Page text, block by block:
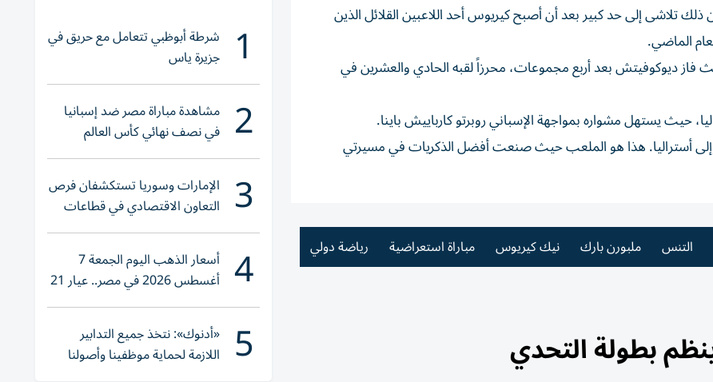
تلاشى إلى حد كبير بعد أن أصبح كيريوس أحد اللاعبين القلائل الذين
الماضي.
فاز ديوكوفيتش بعد أربع مجموعات، محرزاً لقبه الحادي والعشرين في
حيث يستهل مشواره بمواجهة الإسباني روبرتو كارباييش باينا.
إلى أستراليا. هذا هو الملعب حيث صنعت أفضل الذكريات في مسيرتي
التنس ملبورن بارك نيك كيريوس مباراة استعراضية رياضة دولي
بطولة التحدي
1 شرطة أبوظبي تتعامل مع حريق في
جزيرة ياس
2 مشاهدة مباراة مصر ضد إسبانيا
في نصف نهائي كأس العالم
لناشئات اليد 2026
3 الإمارات وسوريا تستكشفان فرص
التعاون الاقتصادي في قطاعات
حيوية
4 أسعار الذهب اليوم الجمعة 7
أغسطس 2026 في مصر.. عيار 21
يقترب من هذا الرقم
5 «أدنوك»: نتخذ جميع التدابير
اللازمة لحماية موظفينا وأصولنا